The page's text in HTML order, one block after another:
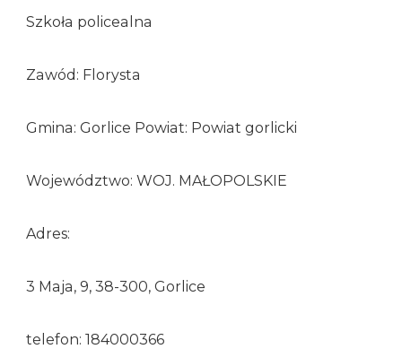
Szkoła policealna
Zawód: Florysta
Gmina: Gorlice Powiat: Powiat gorlicki
Województwo: WOJ. MAŁOPOLSKIE
Adres:
3 Maja, 9, 38-300, Gorlice
telefon: 184000366